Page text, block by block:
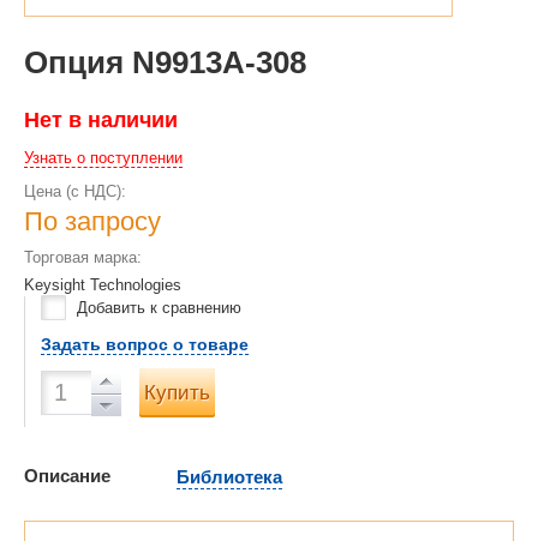
Опция N9913A-308
Нет в наличии
Узнать о поступлении
Цена (с НДС):
По запросу
Торговая марка:
Keysight Technologies
Добавить к сравнению
Задать вопрос о товаре
Купить
Описание Библиотека